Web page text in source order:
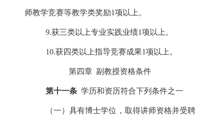
师教学竞赛等教学类奖励1项以上。
9.获三类以上专业实践业绩1项以上。
10.获四类以上指导竞赛成果1项以上。
第四章 副教授资格条件
第十一条 学历和资历符合下列条件之一
（一）具有博士学位，取得讲师资格并受聘